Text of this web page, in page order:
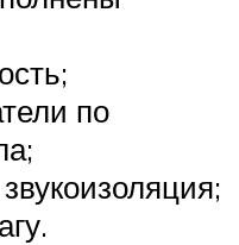
по